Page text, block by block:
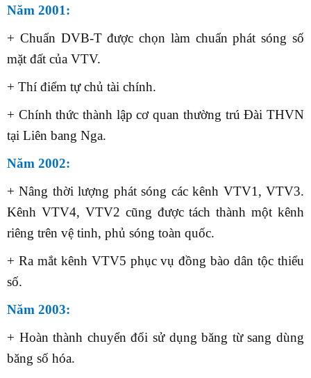
Năm 2001:
+ Chuẩn DVB-T được chọn làm chuẩn phát sóng số
mặt đất của VTV.
+ Thí điểm tự chủ tài chính.
+ Chính thức thành lập cơ quan thường trú Đài THVN
tại Liên bang Nga.
Năm 2002:
+ Nâng thời lượng phát sóng các kênh VTV1, VTV3.
Kênh VTV4, VTV2 cũng được tách thành một kênh
riêng trên vệ tinh, phủ sóng toàn quốc.
+ Ra mắt kênh VTV5 phục vụ đồng bào dân tộc thiểu
số.
Năm 2003:
+ Hoàn thành chuyển đổi sử dụng băng từ sang dùng
băng số hóa.